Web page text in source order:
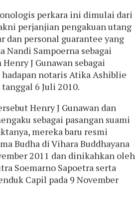
perkara ini dimulai dari
perjanjian pengakuan utang
dan personal guarantee yang
Nandi Sampoerna sebagai
J Gunawan sebagai
notaris Atika Ashiblie
tanggal 6 Juli 2010.
Henry J Gunawan dan
sebagai pasangan suami
mereka baru resmi
Budha di Vihara Buddhayana
2011 dan dinikahkan oleh
Soemarno Sapoetra serta
Capil pada 9 November